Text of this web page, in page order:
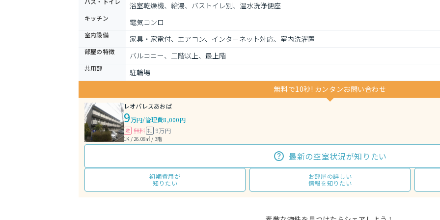
浴室乾燥機、給湯、バストイレ別、温水洗浄便座
キッチン 電気コンロ
室内設備 家具・家電付、エアコン、インターネット対応、室内洗濯置
部屋の特徴 バルコニー、二階以上、最上階
共用部
駐輪場
無料で10秒! カンタンお問い合わせ
レオパレスあおば
9万円/管理費8,000円
敷 無料 礼 9万円
1K / 26.08㎡ / 3階
最新の空室状況が知りたい
初期費用が
知りたい
お部屋の詳しい
情報を知りたい